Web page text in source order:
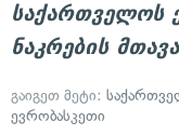
საქართველოს
ნაკრების
გაიგეთ მეტი:
ევრობასკეთი